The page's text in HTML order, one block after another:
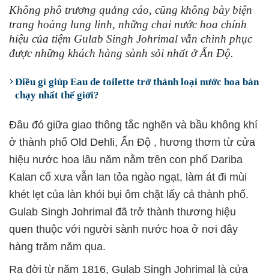
Không phô trương quảng cáo, cũng không bày biện
trang hoàng lung linh, những chai nước hoa chính
hiệu của tiệm Gulab Singh Johrimal vẫn chinh phục
được những khách hàng sành sỏi nhất ở Ấn Độ.
Điều gì giúp Eau de toilette trở thành loại nước hoa bán
chạy nhất thế giới?
Đâu đó giữa giao thông tắc nghẽn và bầu không khí
ở thành phố Old Dehli, Ấn Độ , hương thơm từ cửa
hiệu nước hoa lâu năm nằm trên con phố Dariba
Kalan cổ xưa vẫn lan tỏa ngào ngạt, làm át đi mùi
khét lẹt của làn khói bụi ôm chặt lấy cả thành phố.
Gulab Singh Johrimal đã trở thành thương hiệu
quen thuộc với người sành nước hoa ở nơi đây
hàng trăm năm qua.
Ra đời từ năm 1816, Gulab Singh Johrimal là cửa